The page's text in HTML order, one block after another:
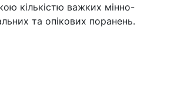
кількістю важких мінно-
та опікових поранень.